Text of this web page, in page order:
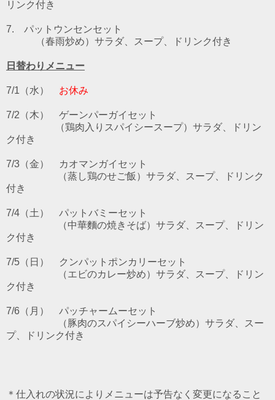
リンク付き
7. パットウンセンセット
（春雨炒め）サラダ、スープ、ドリンク付き
日替わりメニュー
7/1（水） お休み
7/2 （木） ゲーンパーガイ セット
（鶏肉入りスパイシースープ）サラダ、ドリン
ク付き
7/3（金） カオマンガイ セット
（蒸し鶏のせご飯）サラダ、スープ、ドリンク
付き
7/4（土） パットバミーセット
（中華麵の焼きそば）サラダ、スープ、ドリン
ク付き
7/5（日） クンパットポンカリーセット
（エビのカレー炒め）サラダ、スープ、ドリン
ク付き
7/6 （月） パッチャームーセット
（豚肉のスパイシーハーブ炒め）サラダ、スー
プ、ドリンク付き
＊仕入れの状況によりメニューは予告なく変更になること